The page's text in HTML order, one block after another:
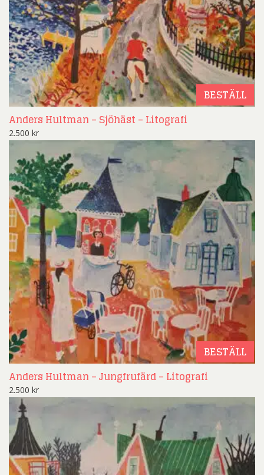
BESTÄLL
Anders Hultman – Sjöhäst – Litografi
2.500 kr
BESTÄLL
Anders Hultman – Jungfrufärd – Litografi
2.500 kr